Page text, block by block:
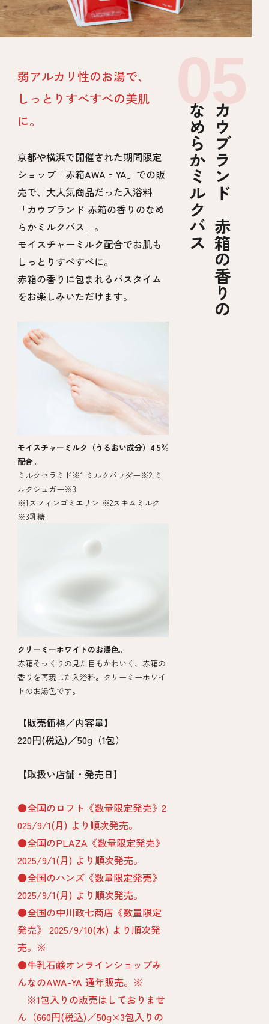
カウブランド 赤箱の香りの
なめらかミルクバス
弱アルカリ性のお湯で、
しっとりすべすべの美肌
に。
京都や横浜で開催された期間限定
ショップ「赤箱AWA‐YA」での販
売で、大人気商品だった入浴料
「カウブランド 赤箱の香りのなめ
らかミルクバス」。
モイスチャーミルク配合でお肌も
しっとりすべすべに。
赤箱の香りに包まれるバスタイム
をお楽しみいただけます。
モイスチャーミルク（うるおい成分）4.5％
配合。
ミルクセラミド※1 ミルクパウダー※2 ミ
ルクシュガー※3
※1スフィンゴミエリン ※2スキムミルク
※3乳糖
クリーミーホワイトのお湯色。
赤箱そっくりの見た目もかわいく、赤箱の
香りを再現した入浴料。クリーミーホワイ
トのお湯色です。
【販売価格／内容量】
220円(税込)／50g（1包）
【取扱い店舗・発売日】
●全国のロフト《数量限定発売》2
025/9/1(月) より順次発売。
●全国のPLAZA《数量限定発売》
2025/9/1(月) より順次発売。
●全国のハンズ《数量限定発売》
2025/9/1(月) より順次発売。
●全国の中川政七商店《数量限定
発売》 2025/9/10(水) より順次発
売。※
●牛乳石鹸オンラインショップみ
んなのAWA-YA 通年販売。※
※1包入りの販売はしておりませ
ん（660円(税込)／50g×3包入りの